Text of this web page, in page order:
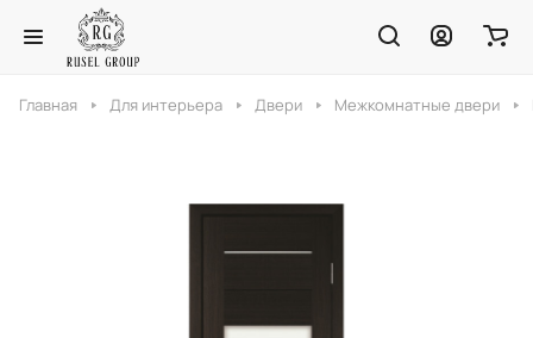
Главная Для интерьера Двери Межкомнатные двери